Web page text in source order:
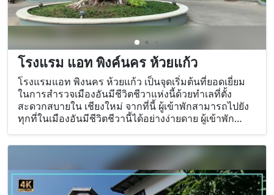
โรงแรม แอท พิงค์นคร ห้วยแก้ว
โรงแรมแอท พิงนคร ห้วยแก้ว เป็นจุดเริ่มต้นที่ยอดเยี่ยม
ในการสำรวจเมืองอันมีชีวิตชีวาแห่งนี้ด้วยทำเลที่ตั้ง
สะดวกสบายใน เชียงใหม่ จากที่นี้ ผู้เข้าพักสามารถไปยัง
ทุกที่ในเมืองอันมีชีวิตชีวานี้ได้อย่างง่ายดาย ผู้เข้าพัก
สงบและกลมกลืนอย่างแท้จริง ไม่ว่าคุณจะเป็นผู้รักฟิตเนส
หรือเพียงมองหาวิธีผ่อนคลายหลังวันอันแสนวุ่นวาย เชิญ
รับความสำราญจากสิ่งอำนวยความสะดวกระดับท็อป
คลาส เช่น ห้องฟิตเนส, ซาวน่า, อ่างอาบน้ำร้อน, สระว่าย
น้ำในร่ม, บริการนวด พบการผสมผสานที่ลงตัวจากบริการ